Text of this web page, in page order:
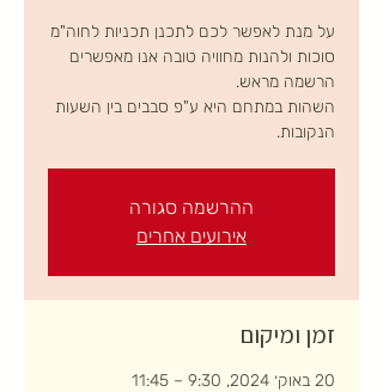
על מנת לאפשר לכם לתכנן תכניות לחוה"מ
סוכות ולהנות מחוויה טובה אנו מאפשרים
השהות במתחם היא ע"פ סבבים בין השעות
הנקובות.
ההרשמה סגורה
אירועים אחרים
זמן ומיקום
20 באוק׳ 2024, 9:30 – 11:45